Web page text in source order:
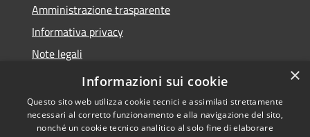
Amministrazione trasparente
Informativa privacy
Note legali
Dichiarazione di accessibilità
×
Informazioni sui cookie
Questo sito web utilizza cookie tecnici e assimilati strettamente
necessari al corretto funzionamento e alla navigazione del sito,
nonché un cookie tecnico analitico al solo fine di elaborare